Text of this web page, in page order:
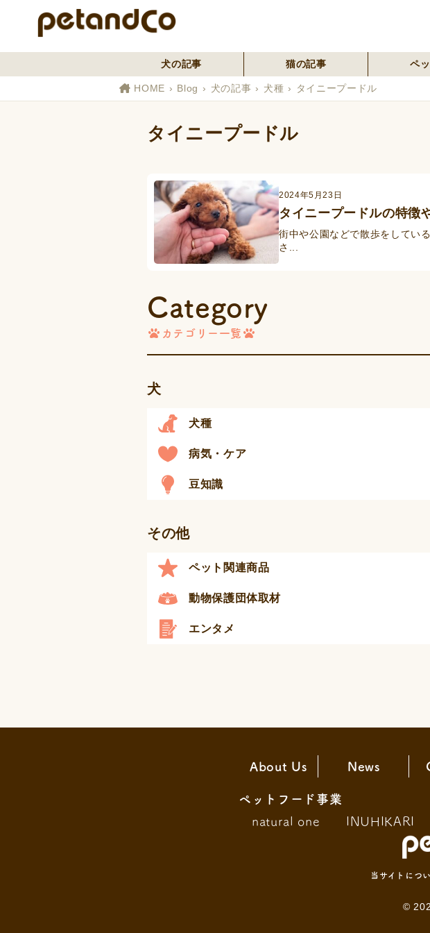
犬の記事 猫の記事 ペ
HOME Blog 犬の記事 犬種 タイニープードル
タイニープードル
2024年5月23日
タイニープードルの特徴
街中や公園などで散歩をしてい
さ...
Category
カテゴリー一覧
犬
犬種
病気・ケア
豆知識
その他
ペット関連商品
動物保護団体取材
エンタメ
About Us News
ペットフード事業
natural one
INUHIKARI
当サイトにつ
©